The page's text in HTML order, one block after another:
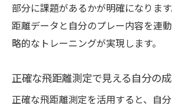
部分に課題があるかが明確になりま
距離データと自分のプレー内容を連
略的なトレーニングが実現します。
正確な飛距離測定で見える自分の
正確な飛距離測定を活用すると、自